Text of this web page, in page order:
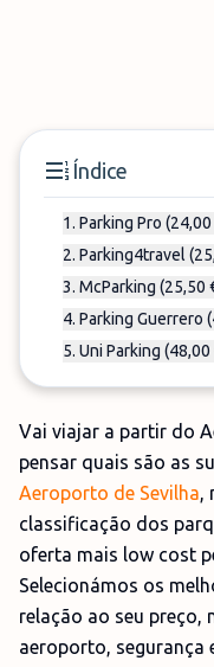
Índice
1. Parking Pro
2. Parking4travel
3. McParking (25,50
4. Parking Guerrero
5. Uni Parking
Vai viajar a partir do
pensar quais são as
Aeroporto de Sevilha,
classificação dos
oferta mais low cost
Selecionámos os
relação ao seu preço,
aeroporto, segurança